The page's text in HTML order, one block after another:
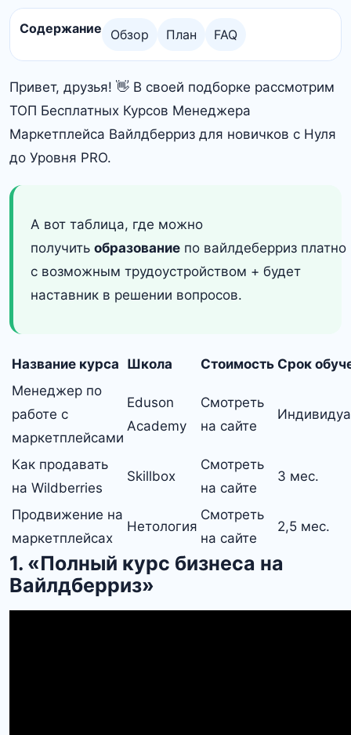
Содержание Обзор План FAQ
Привет, друзья! 👋 В своей подборке рассмотрим
ТОП Бесплатных Курсов Менеджера
Маркетплейса Вайлдберриз для новичков с Нуля
до Уровня PRO.
А вот таблица, где можно
получить образование по вайлдеберриз платно
с возможным трудоустройством + будет
наставник в решении вопросов.
Название курса Школа Стоимость Срок
Менеджер по
работе с
маркетплейсами
Eduson
Academy
Смотреть
на сайте
Как продавать
на Wildberries
Skillbox
Смотреть
на сайте
3 мес.
Продвижение на
маркетплейсах
Нетология
Смотреть
на сайте
2,5 мес.
1. «Полный курс бизнеса на
Вайлдберриз»